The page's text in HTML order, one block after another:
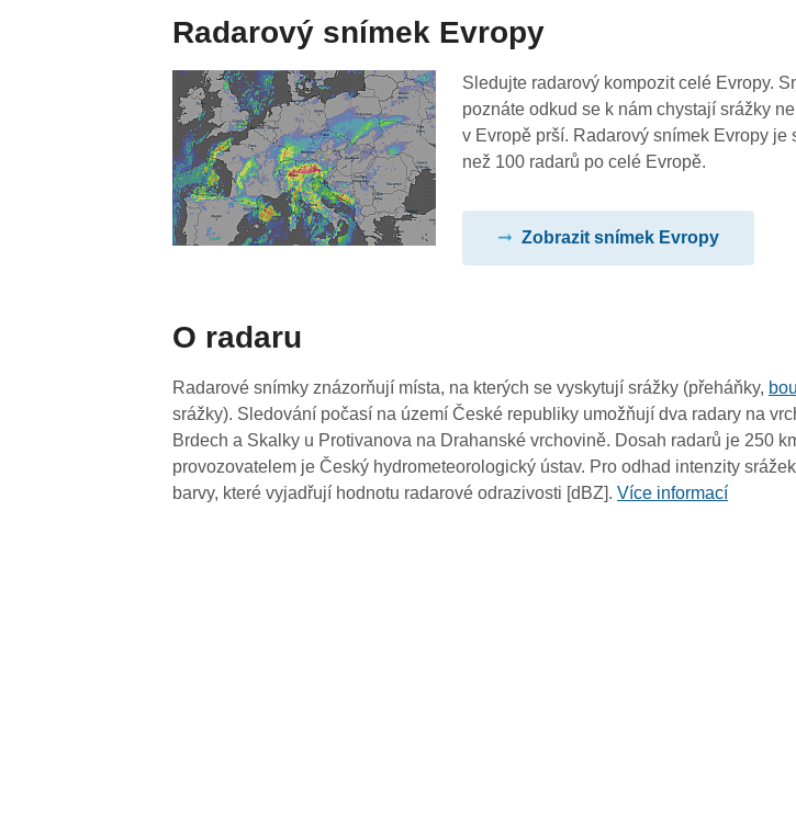
Radarový snímek Evropy
Sledujte radarový kompozit celé Evropy.
poznáte odkud se k nám chystají srážky
v Evropě prší. Radarový snímek Evropy je
než 100 radarů po celé Evropě.
Zobrazit snímek Evropy
O radaru
Radarové snímky znázorňují místa, na kterých se vyskytují srážky (přeháňky,
srážky). Sledování počasí na území České republiky umožňují dva radary na
Brdech a Skalky u Protivanova na Drahanské vrchovině. Dosah radarů je 250
provozovatelem je Český hydrometeorologický ústav. Pro odhad intenzity
barvy, které vyjadřují hodnotu radarové odrazivosti [dBZ].Více informací